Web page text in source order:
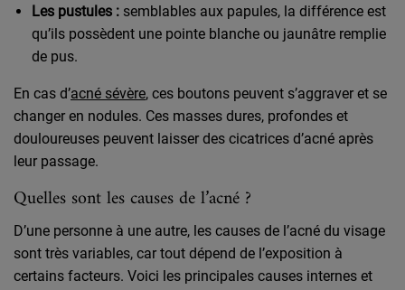
Les pustules : semblables aux papules, la différence est
qu’ils possèdent une pointe blanche ou jaunâtre remplie
de pus.
En cas d’acné sévère, ces boutons peuvent s’aggraver et se
changer en nodules. Ces masses dures, profondes et
douloureuses peuvent laisser des cicatrices d’acné après
leur passage.
Quelles sont les causes de l’acné ?
D’une personne à une autre, les causes de l’acné du visage
sont très variables, car tout dépend de l’exposition à
certains facteurs. Voici les principales causes internes et